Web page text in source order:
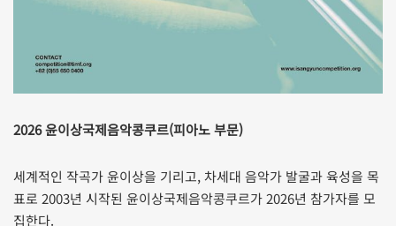
2026 윤이상국제음악콩쿠르(피아노 부문)
세계적인 작곡가 윤이상을 기리고, 차세대 음악가 발굴과 육성을 목
표로 2003년 시작된 윤이상국제음악콩쿠르가 2026년 참가자를 모
집한다.